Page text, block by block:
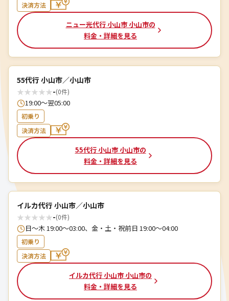
決済方法
ニュー光代行 小山市 小山市の
料金・詳細を見る
55代行 小山市／小山市
★★★★★-(0件)
19:00～翌05:00
初乗り
決済方法
55代行 小山市 小山市の
料金・詳細を見る
イルカ代行 小山市／小山市
★★★★★-(0件)
日～木 19:00～03:00、金・土・祝前日 19:00～04:00
初乗り
決済方法
イルカ代行 小山市 小山市の
料金・詳細を見る